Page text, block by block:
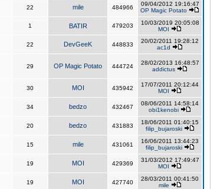
22 mile 484966
09/04/2012 19:16:47
OP Magic Potato
1 BATIR 479203
10/03/2019 20:05:08
MOI
22 DevGeeK 448833
20/02/2011 19:28:12
ac1d
29 OP Magic Potato 444724
28/02/2013 16:48:57
addictus
30 MOI 435942
17/07/2011 20:12:44
MOI
34 bedzo 432467
08/06/2011 14:58:14
obi1kenobi
20 bedzo 431883
18/06/2011 01:40:15
filip_bujaroski
15 mile 431061
16/06/2011 13:44:23
filip_bujaroski
19 MOI 429369
31/03/2012 17:49:47
MOI
19 MOI 427740
28/03/2011 00:41:50
mile